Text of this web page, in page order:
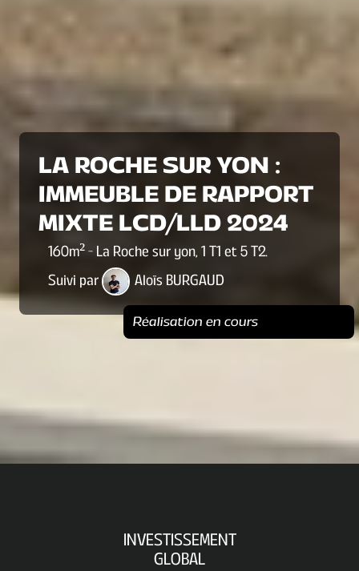
LA ROCHE SUR YON :
IMMEUBLE DE RAPPORT
MIXTE LCD/LLD 2024
160m² - La Roche sur yon,1 T1 et 5 T2.
Suivi par
Aloïs BURGAUD
Réalisation en cours
INVESTISSEMENT
GLOBAL